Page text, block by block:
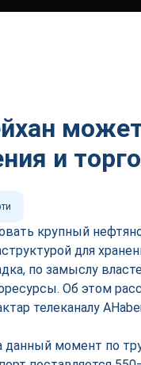
и
крупный
для
по замыслу
Об этом
телеканалу
момент по